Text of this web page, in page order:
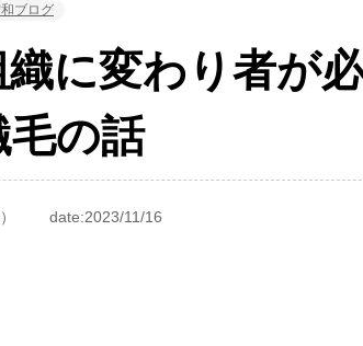
ブログ
に変わり者が
毛の話
date:2023/11/16